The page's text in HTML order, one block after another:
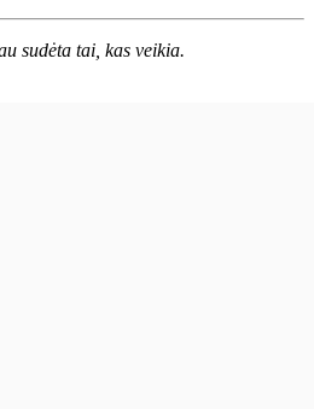
sudėta tai, kas veikia.